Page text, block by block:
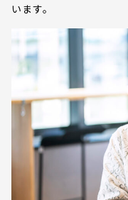
います。